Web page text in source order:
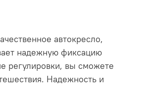
автокресло,
надежную фиксацию
регулировки, вы сможете
Надежность и